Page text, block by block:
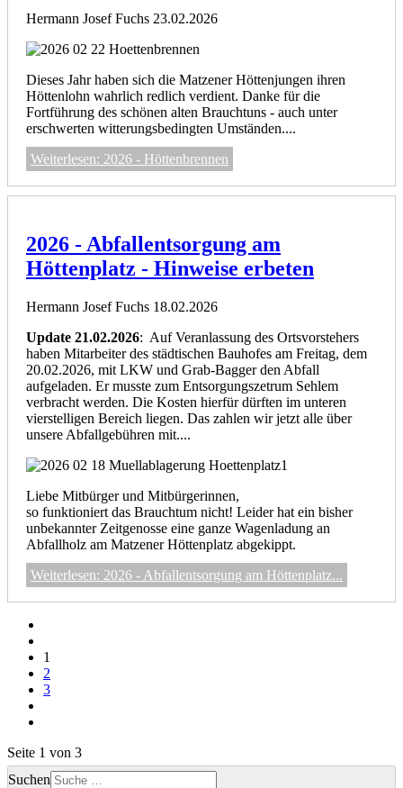
Hermann Josef Fuchs 23.02.2026
Dieses Jahr haben sich die Matzener Höttenjungen ihren
Höttenlohn wahrlich redlich verdient. Danke für die
Fortführung des schönen alten Brauchtuns - auch unter
erschwerten witterungsbedingten Umständen....
Weiterlesen: 2026 - Höttenbrennen
2026 - Abfallentsorgung am
Höttenplatz - Hinweise erbeten
Hermann Josef Fuchs 18.02.2026
Update 21.02.2026: Auf Veranlassung des Ortsvorstehers
haben Mitarbeiter des städtischen Bauhofes am Freitag, dem
20.02.2026, mit LKW und Grab-Bagger den Abfall
aufgeladen. Er musste zum Entsorgungszetrum Sehlem
verbracht werden. Die Kosten hierfür dürften im unteren
vierstelligen Bereich liegen. Das zahlen wir jetzt alle über
unsere Abfallgebühren mit....
Liebe Mitbürger und Mitbürgerinnen,
so funktioniert das Brauchtum nicht! Leider hat ein bisher
unbekannter Zeitgenosse eine ganze Wagenladung an
Abfallholz am Matzener Höttenplatz abgekippt.
Weiterlesen: 2026 - Abfallentsorgung am Höttenplatz...
1
2
3
Seite 1 von 3
Suchen